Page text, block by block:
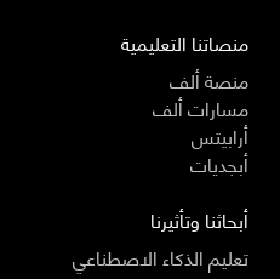
منصاتنا التعليمية
منصة ألف
مسارات ألف
أرابيتس
أبجديات
أبحاثنا وتأثيرنا
تعليم الذكاء الاصطناعي